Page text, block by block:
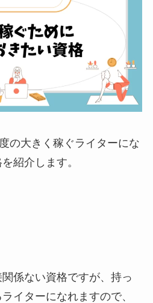
の大きく稼ぐライターにな
紹介します。
係ない資格ですが、持っ
イターになれますので、